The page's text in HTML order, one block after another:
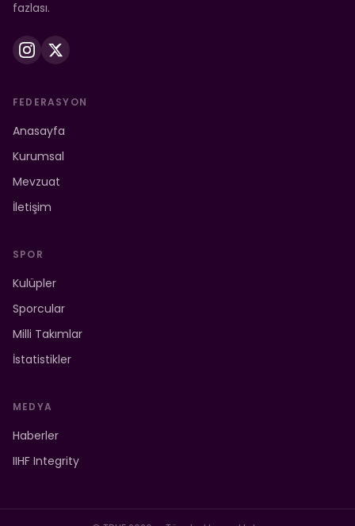
fazlası.
FEDERASYON
Anasayfa
Kurumsal
Mevzuat
İletişim
SPOR
Kulüpler
Sporcular
Milli Takımlar
İstatistikler
MEDYA
Haberler
IIHF Integrity